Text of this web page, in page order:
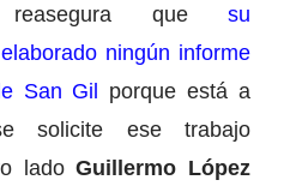
reasegura que su
ningún informe
San Gil porque está a
solicite ese trabajo
ladoGuillermo López